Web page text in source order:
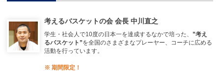
考えるバスケットの会 会長 中川直之
学生・社会人で10度の日本一を達成するなかで培った、 ”考え
るバスケット”を全国のさまざまなプレーヤー、コーチに広める
活動を行っています。
※ 期間限定！